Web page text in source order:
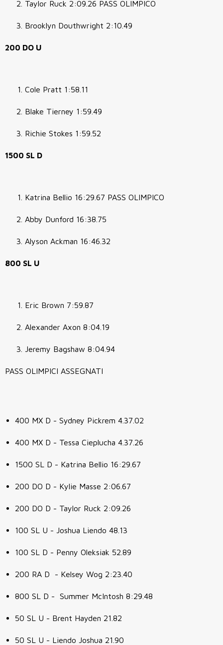
Taylor Ruck 2:09.26 PASS OLIMPICO
Brooklyn Douthwright 2:10.49
200 DO U
Cole Pratt 1:58.11
Blake Tierney 1:59.49
Richie Stokes 1:59.52
1500 SL D
Katrina Bellio 16:29.67 PASS OLIMPICO
Abby Dunford 16:38.75
Alyson Ackman 16:46.32
800 SL U
Eric Brown 7:59.87
Alexander Axon 8:04.19
Jeremy Bagshaw 8:04.94
PASS OLIMPICI ASSEGNATI
400 MX D - Sydney Pickrem 4.37.02
400 MX D - Tessa Cieplucha 4.37.26
1500 SL D - Katrina Bellio 16:29.67
200 DO D - Kylie Masse 2:06.67
200 DO D - Taylor Ruck 2:09.26
100 SL U - Joshua Liendo 48.13
100 SL D - Penny Oleksiak 52.89
200 RA D - Kelsey Wog 2:23.40
800 SL D - Summer McIntosh 8:29.48
50 SL U - Brent Hayden 21.82
50 SL U - Liendo Joshua 21.90